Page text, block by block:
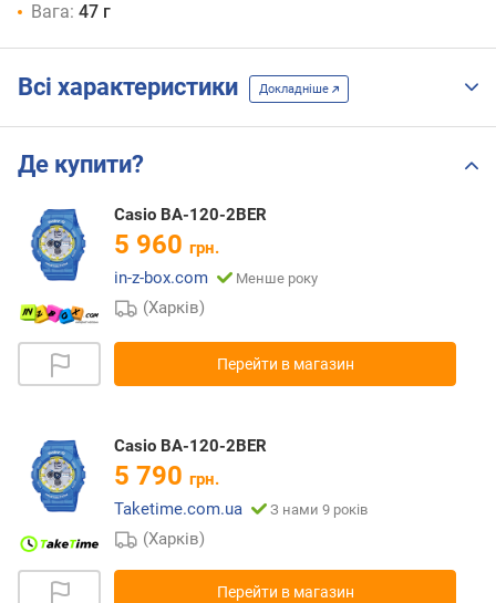
Вага: 47 г
Всі характеристики Докладніше
Де купити?
Casio BA-120-2BER
5 960 грн.
in-z-box.com
Менше року
(Харків)
Перейти в магазин
Casio BA-120-2BER
5 790 грн.
Taketime.com.ua
З нами 9 років
(Харків)
Перейти в магазин